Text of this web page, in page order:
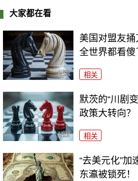
大家都在看
美国对盟友捅
全世界都看傻
相关
默茨的“川剧
政策大转向？
相关
“去美元化”加
东瀛被锁死！